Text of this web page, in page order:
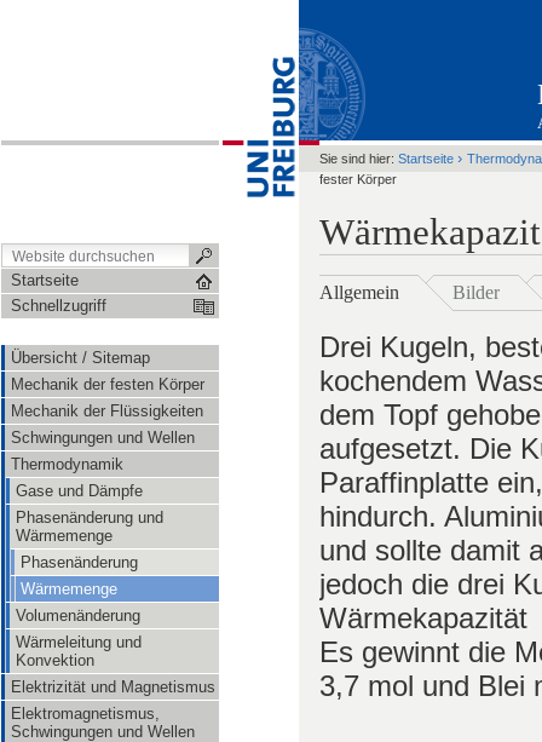
Startseite
Schnellzugriff
Übersicht / Sitemap
Mechanik der festen Körper
Mechanik der Flüssigkeiten
Schwingungen und Wellen
Thermodynamik
Gase und Dämpfe
Phasenänderung und
Wärmemenge
Phasenänderung
Wärmemenge
Volumenänderung
Wärmeleitung und
Konvektion
Elektrizität und Magnetismus
Elektromagnetismus,
Schwingungen und Wellen
Sie sind hier: Startseite ›
fester Körper
Allgemein Bilder
Drei Kugeln,
kochendem
dem Topf
aufgesetzt. Die
Paraffinplatte
hindurch.
und sollte damit
jedoch die drei
Es gewinnt die
3,7 mol und Blei